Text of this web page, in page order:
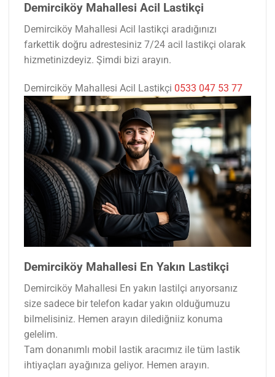
Demirciköy Mahallesi Acil Lastikçi
Demirciköy Mahallesi Acil lastikçi aradığınızı
farkettik doğru adrestesiniz 7/24 acil lastikçi olarak
hizmetinizdeyiz. Şimdi bizi arayın.
Demirciköy Mahallesi Acil Lastikçi 0533 047 53 77
Demirciköy Mahallesi En Yakın Lastikçi
Demirciköy Mahallesi En yakın lastilçi arıyorsanız
size sadece bir telefon kadar yakın olduğumuzu
bilmelisiniz. Hemen arayın dilediğniiz konuma
gelelim.
Tam donanımlı mobil lastik aracımız ile tüm lastik
ihtiyaçları ayağınıza geliyor. Hemen arayın.